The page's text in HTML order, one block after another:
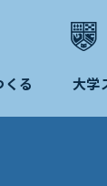
る 大学